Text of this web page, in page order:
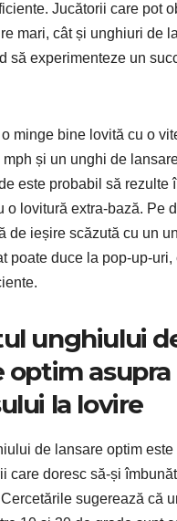
Jucătorii care pot
mari, cât și unghiuri de
să experimenteze un
minge bine lovită cu o
și un unghi de
este probabil să rezulte
o lovitură extra-bază. Pe
de ieșire scăzută cu un
poate duce la pop-up-uri,
unghiului
optim asupra
la lovire
de lansare optim este
care doresc să-și
sugerează că